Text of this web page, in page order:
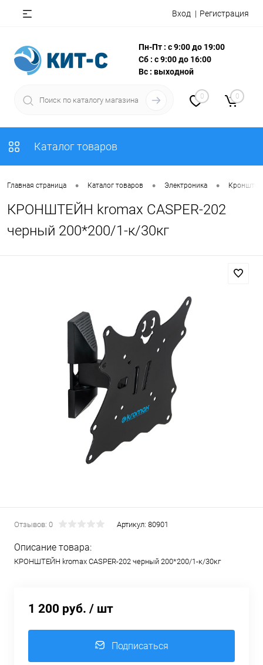
Вход Регистрация
Пн-Пт : с 9:00 до 19:00
Сб : с 9:00 до 16:00
Вс : выходной
0 0
Каталог товаров
Главная страница • Каталог товаров • Электроника •
КРОНШТЕЙН kromax CASPER-202
черный 200*200/1-к/30кг
Отзывов: 0 Артикул: 80901
Описание товара:
КРОНШТЕЙН kromax CASPER-202 черный 200*200/1-к/30кг
1 200 руб. / шт
Подписаться